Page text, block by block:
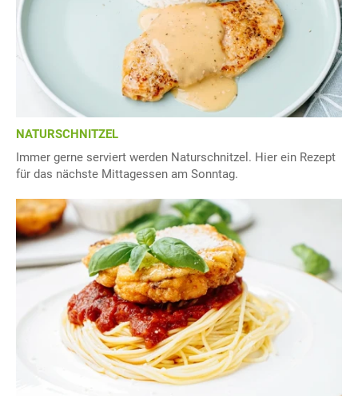
NATURSCHNITZEL
Immer gerne serviert werden Naturschnitzel. Hier ein Rezept
für das nächste Mittagessen am Sonntag.